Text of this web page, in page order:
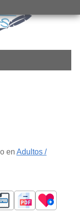
en Adultos /